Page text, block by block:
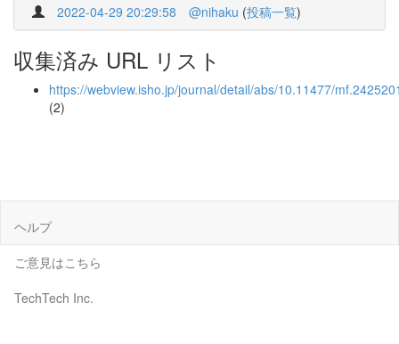
2022-04-29 20:29:58 @nihaku (投稿一覧)
収集済み URL リスト
https://webview.isho.jp/journal/detail/abs/10.11477/
(2)
ヘルプ
ご意見はこちら
TechTech Inc.